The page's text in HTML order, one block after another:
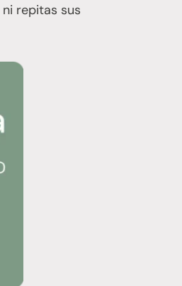
repitas sus